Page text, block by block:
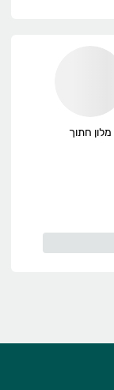
מלון חתוך